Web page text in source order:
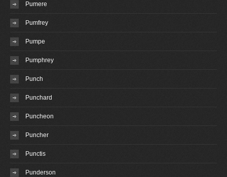
Pumere
Pumfrey
Pumpe
Pumphrey
Punch
Punchard
Puncheon
Puncher
Punctis
Punderson